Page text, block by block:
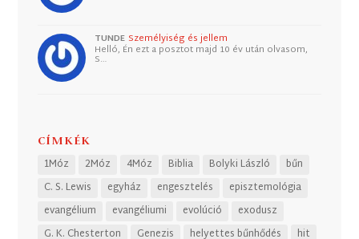
TUNDE Személyiség és jellem
Helló, Én ezt a posztot majd 10 év után olvasom,
S…
CÍMKÉK
1Móz 2Móz 4Móz Biblia Bolyki László
bűn
C. S. Lewis
egyház engesztelés
episztemológia
evangélium
evangéliumi evolúció
exodusz
G. K. Chesterton
Genezis helyettes bűnhődés
hit